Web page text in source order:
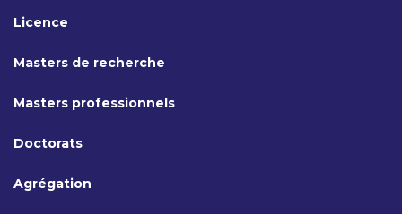
Licence
Masters de recherche
Masters professionnels
Doctorats
Agrégation